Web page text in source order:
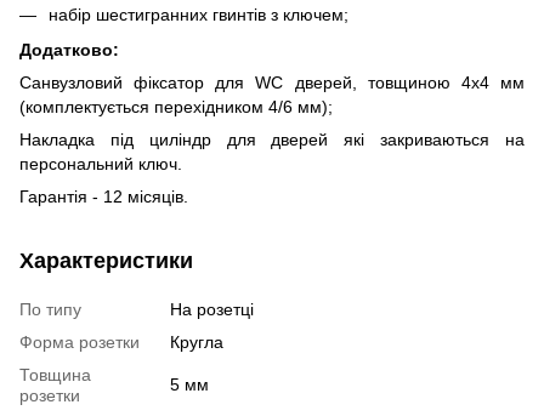
набір шестигранних гвинтів з ключем;
Додатково:
Санвузловий фіксатор для WC дверей, товщиною 4х4 мм
(комплектується перехідником 4/6 мм);
Накладка під циліндр для дверей які закриваються на
персональний ключ.
Гарантія - 12 місяців.
Характеристики
По типу
На розетці
Форма розетки
Кругла
Товщина
розетки
5 мм